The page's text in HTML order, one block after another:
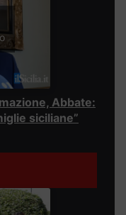
Abbate:
siciliane”